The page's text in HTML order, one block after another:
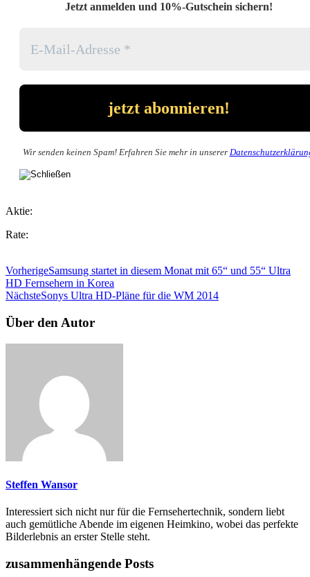
Jetzt anmelden und 10%-Gutschein sichern!
Wir senden keinen Spam! Erfahren Sie mehr in unserer
Aktie:
Rate:
VorherigeSamsung startet in diesem Monat mit 65“ und 55“ Ultra
HD Fernsehern in Korea
NächsteSonys Ultra HD-Pläne für die WM 2014
Über den Autor
Steffen Wansor
Interessiert sich nicht nur für die Fernsehertechnik, sondern liebt
auch gemütliche Abende im eigenen Heimkino, wobei das perfekte
Bilderlebnis an erster Stelle steht.
zusammenhängende Posts